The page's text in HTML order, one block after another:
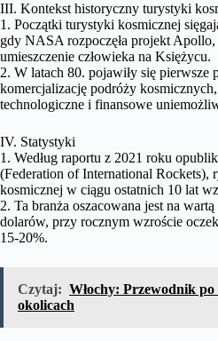
III. Kontekst historyczny turystyki
1. Początki turystyki kosmicznej
gdy NASA rozpoczęła projekt Apollo,
umieszczenie człowieka na Księżycu.
2. W latach 80. pojawiły się pierwsze
komercjalizację podróży
technologiczne i finansowe
IV. Statystyki
1. Według raportu z 2021 roku
(Federation of International Rockets),
kosmicznej w ciągu ostatnich 10 lat
2. Ta branża oszacowana jest na
dolarów, przy rocznym wzroście
15-20%.
Czytaj: Włochy: Przewodnik
okolicach